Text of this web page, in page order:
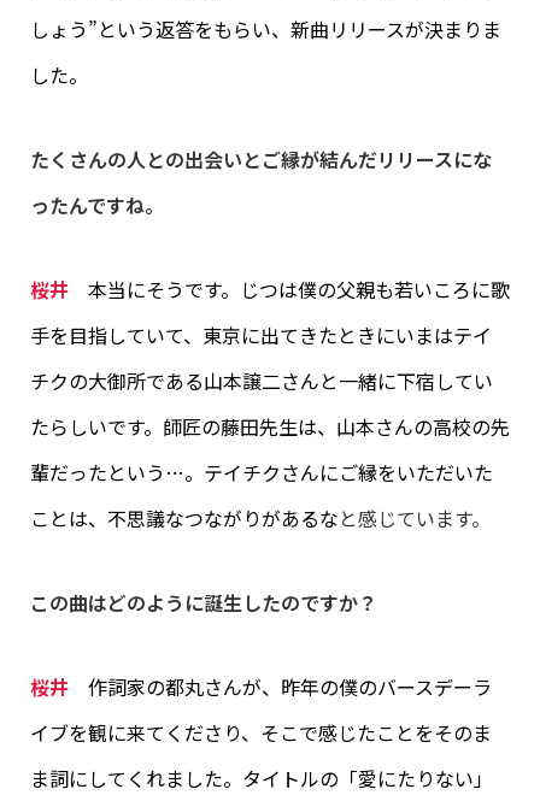
しょう”という返答をもらい、新曲リリースが決まりま
した。
たくさんの人との出会いとご縁が結んだリリースにな
ったんですね。
桜井本当にそうです。じつは僕の父親も若いころに歌
手を目指していて、東京に出てきたときにいまはテイ
チクの大御所である山本譲二さんと一緒に下宿してい
たらしいです。師匠の藤田先生は、山本さんの高校の先
輩だったという…。テイチクさんにご縁をいただいた
ことは、不思議なつながりがあるなと感じています。
この曲はどのように誕生したのですか？
桜井作詞家の都丸さんが、昨年の僕のバースデーラ
イブを観に来てくださり、そこで感じたことをそのま
ま詞にしてくれました。タイトルの「愛にたりない」